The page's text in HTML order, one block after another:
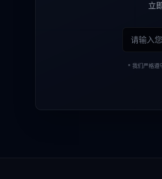
立
* 我们严格遵